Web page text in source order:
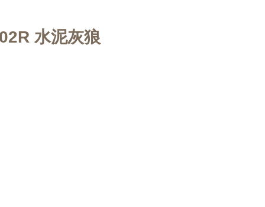
水泥灰狼